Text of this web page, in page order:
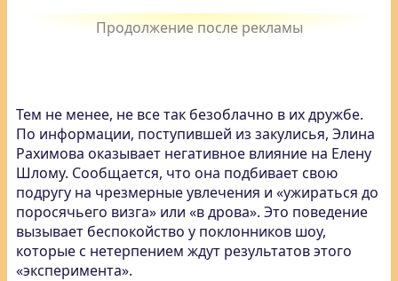
Тем не менее, не все так безоблачно в их дружбе.
По информации, поступившей из закулисья, Элина
Рахимова оказывает негативное влияние на Елену
Шлому. Сообщается, что она подбивает свою
подругу на чрезмерные увлечения и «ужираться до
поросячьего визга» или «в дрова». Это поведение
вызывает беспокойство у поклонников шоу,
которые с нетерпением ждут результатов этого
«эксперимента».